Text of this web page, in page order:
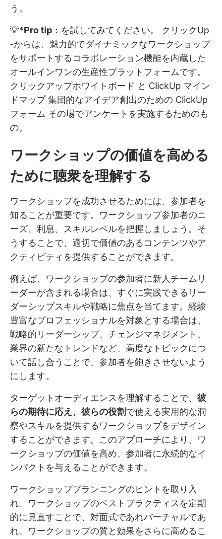
う。
💡*Pro tip ：を試してみてください。 クリックUp
-からは、魅力的でダイナミックなワークショップ
をサポートするコラボレーション機能を内蔵した
オールインワンの生産性プラットフォームです。
クリックアップホワイトボード と ClickUp マイン
ドマップ集団的なアイデア創出のための ClickUp
フォーム その場でアンケートを実施するためのも
の。
ワークショップの価値を高める
ために聴衆を理解する
ワークショップを成功させるためには、参加者を
知ることが重要です。ワークショップ参加者のニ
ーズ、利息、スキルレベルを把握しましょう。そ
うすることで、適切で価値のあるコンテンツやア
クティビティを提供することができます。
例えば、ワークショップの参加者に新人チームリ
ーダーが含まれる場合は、すぐに実践できるリー
ダーシップスキルや戦略に焦点を当てます。経験
豊富なプロフェッショナルを対象とする場合は、
戦略的リーダーシップ、チェンジマネジメント、
業界の新たなトレンドなど、高度なトピックにつ
いて話し合うことで、参加者を飽きさせないよう
にします。
ターゲットオーディエンスを理解することで、 彼
らの期待に応え、彼らの役割で使える実用的な洞
察やスキルを提供するワークショップをデザイン
することができます。このアプローチにより、ワ
ークショップの価値を高め、参加者に永続的なイ
ンパクトを与えることができます。
ワークショッププランニングのヒントを取り入
れ、ワークショップのベストプラクティスを定期
的に見直すことで、対面式であれバーチャルであ
れ、ワークショップの質と効果をさらに高めるこ